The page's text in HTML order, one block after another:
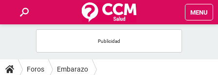
MENU
FOROS
Foros Embarazo